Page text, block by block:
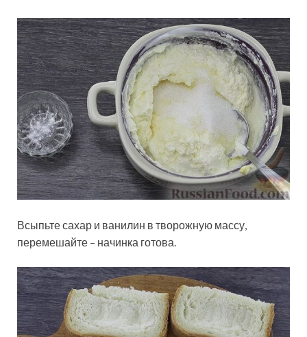
Всыпьте сахар и ванилин в творожную массу,
перемешайте – начинка готова.